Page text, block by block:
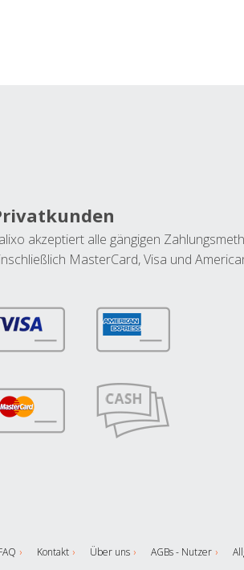
akzeptiert alle gängigen
MasterCard, Visa und
Kontakt Über uns AGBs - Nutzer